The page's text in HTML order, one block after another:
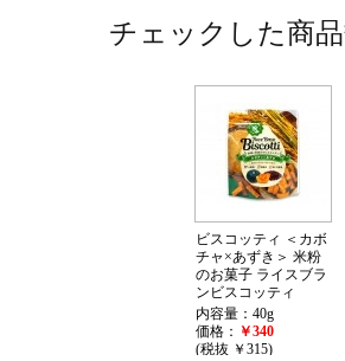
チェックした商
ビスコッティ ＜カボ
チャ×あずき＞ 米粉
のお菓子 ライスブラ
ンビスコッティ
内容量：40g
価格： ￥340
(税抜 ￥315)